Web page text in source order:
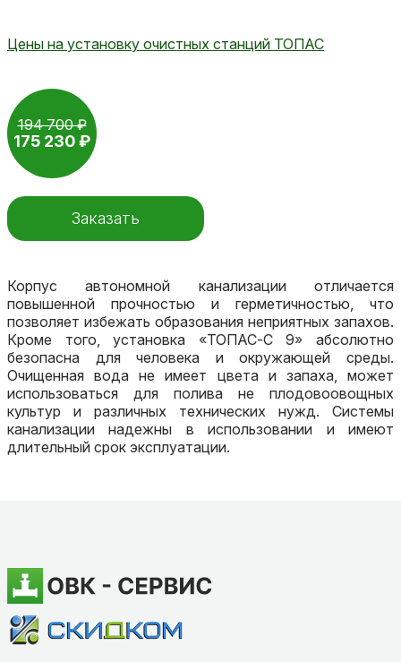
194 700 ₽
175 230 ₽
Заказать
Цены на установку очистных станций ТОПАС
Корпус автономной канализации отличается
повышенной прочностью и герметичностью, что
позволяет избежать образования неприятных запахов.
Кроме того, установка «ТОПАС-С 9» абсолютно
безопасна для человека и окружающей среды.
Очищенная вода не имеет цвета и запаха, может
использоваться для полива не плодовоовощных
культур и различных технических нужд. Системы
канализации надежны в использовании и имеют
длительный срок эксплуатации.